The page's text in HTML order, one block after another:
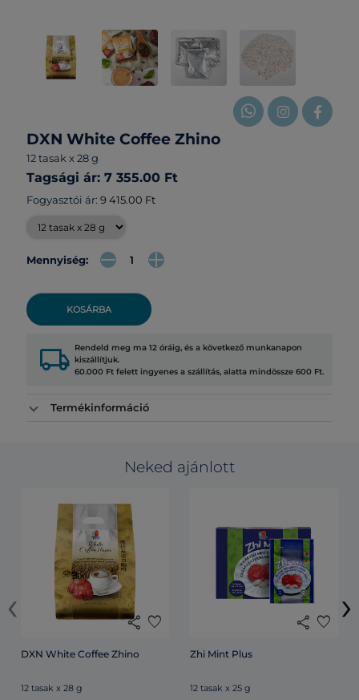
DXN White Coffee Zhino
12 tasak x 28 g
Tagsági ár: 7 355.00 Ft
Fogyasztói ár: 9 415.00 Ft
Mennyiség:
KOSÁRBA
local_shipping Rendeld meg ma 12 óráig, és a következő munkanapon
kiszállítjuk.
60.000 Ft felett ingyenes a szállítás, alatta mindössze 600 Ft.
Termékinformáció
Neked ajánlott
share favorite
DXN White Coffee Zhino
12 tasak x 28 g
share favorite
Zhi Mint Plus
12 tasak x 25 g
‹ ›